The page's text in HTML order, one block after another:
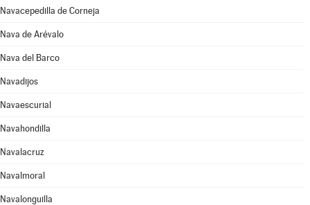
Navacepedilla de Corneja
Nava de Arévalo
Nava del Barco
Navadijos
Navaescurial
Navahondilla
Navalacruz
Navalmoral
Navalonguilla